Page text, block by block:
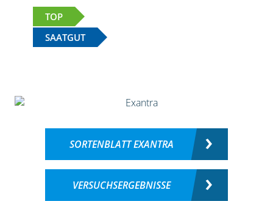
TOP
SAATGUT
SORTENBLATT EXANTRA
VERSUCHSERGEBNISSE